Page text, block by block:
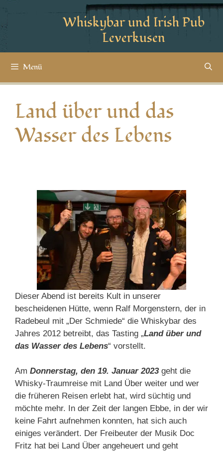
Whiskybar und Irish Pub
Leverkusen
Menü
Land über und das
Wasser des Lebens
Dieser Abend ist bereits Kult in unserer
bescheidenen Hütte, wenn Ralf Morgenstern, der in
Radebeul mit „Der Schmiede“ die Whiskybar des
Jahres 2012 betreibt, das Tasting „Land über und
das Wasser des Lebens“ vorstellt.
Am Donnerstag, den 19. Januar 2023geht die
Whisky-Traumreise mit Land Über weiter und wer
die früheren Reisen erlebt hat, wird süchtig und
möchte mehr. In der Zeit der langen Ebbe, in der wir
keine Fahrt aufnehmen konnten, hat sich auch
einiges verändert. Der Freibeuter der Musik Doc
Fritz hat bei Land Über angeheuert und geht